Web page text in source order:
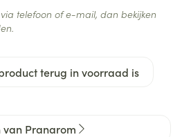
terug in voorraad is
telefoon of e-mail, dan bekijken
Pranarom